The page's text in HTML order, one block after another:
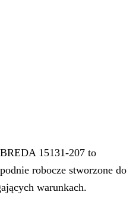
15131-207 to
robocze stworzone do
warunkach.